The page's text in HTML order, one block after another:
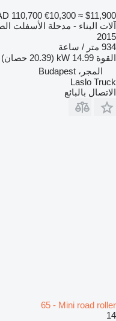
110,700 €10,300 ≈ $11,900
آلات البناء - مدحلة الأسفلت
2015
934 متر / ساعة
القوة 14.99 kW (20.39 حصان)
المجر، Budapest
Laslo Truck
الاتصال بالبائع
65 - Mini road roller
14